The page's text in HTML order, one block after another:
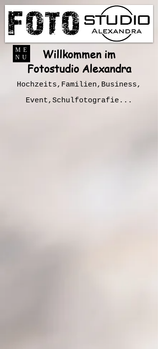
ME
NU
Willkommen im
Fotostudio Alexandra
Hochzeits,Familien,Business,
Event,Schulfotografie...